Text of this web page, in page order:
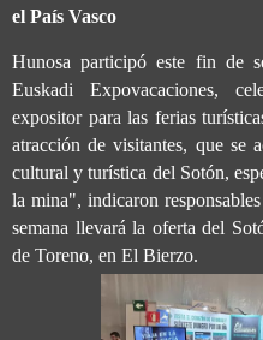
el País Vasco
Hunosa participó este fin de
Euskadi Expovacaciones,
expositor para las ferias
atracción de visitantes, que se
cultural y turística del Sotón,
la mina", indicaron
semana llevará la oferta del
de Toreno, en El Bierzo.